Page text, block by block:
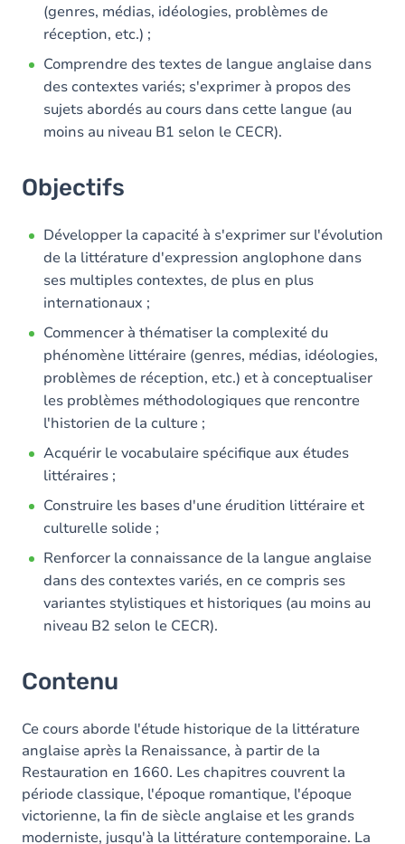
(genres, médias, idéologies, problèmes de
réception, etc.) ;
Comprendre des textes de langue anglaise dans
des contextes variés; s'exprimer à propos des
sujets abordés au cours dans cette langue (au
moins au niveau B1 selon le CECR).
Objectifs
Développer la capacité à s'exprimer sur l'évolution
de la littérature d'expression anglophone dans
ses multiples contextes, de plus en plus
internationaux ;
Commencer à thématiser la complexité du
phénomène littéraire (genres, médias, idéologies,
problèmes de réception, etc.) et à conceptualiser
les problèmes méthodologiques que rencontre
l'historien de la culture ;
Acquérir le vocabulaire spécifique aux études
littéraires ;
Construire les bases d'une érudition littéraire et
culturelle solide ;
Renforcer la connaissance de la langue anglaise
dans des contextes variés, en ce compris ses
variantes stylistiques et historiques (au moins au
niveau B2 selon le CECR).
Contenu
Ce cours aborde l'étude historique de la littérature
anglaise après la Renaissance, à partir de la
Restauration en 1660. Les chapitres couvrent la
période classique, l'époque romantique, l'époque
victorienne, la fin de siècle anglaise et les grands
moderniste, jusqu'à la littérature contemporaine. La